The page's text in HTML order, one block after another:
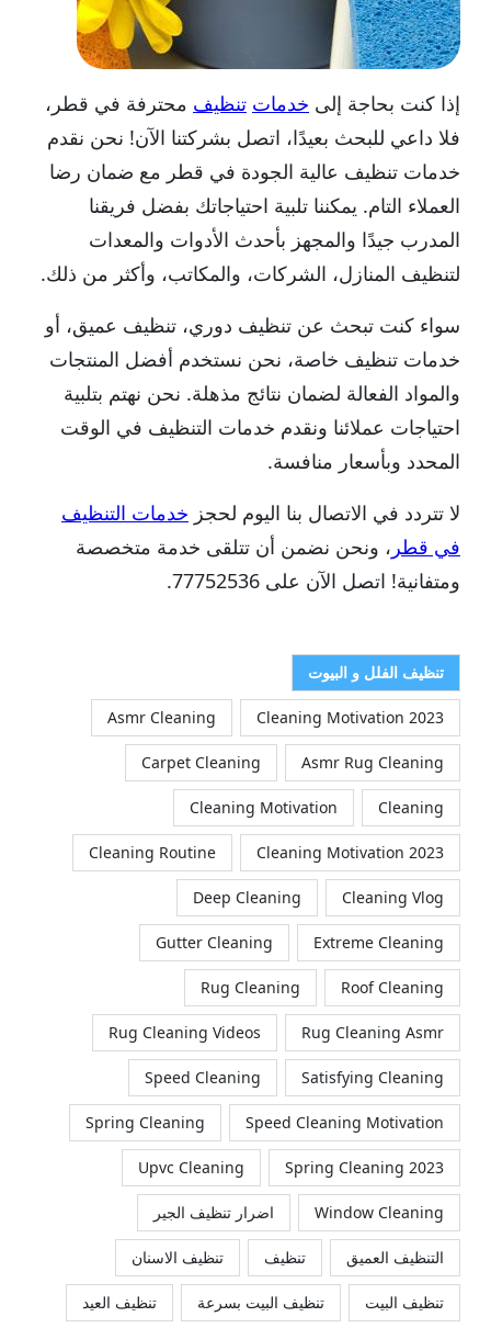
إذا كنت بحاجة إلى خدمات تنظيفمحترفة في قطر،
فلا داعي للبحث بعيدًا، اتصل بشركتنا الآن! نحن نقدم
خدمات تنظيف عالية الجودة في قطر مع ضمان رضا
العملاء التام. يمكننا تلبية احتياجاتك بفضل فريقنا
المدرب جيدًا والمجهز بأحدث الأدوات والمعدات
لتنظيف المنازل، الشركات، والمكاتب، وأكثر من ذلك.
سواء كنت تبحث عن تنظيف دوري، تنظيف عميق، أو
خدمات تنظيف خاصة، نحن نستخدم أفضل المنتجات
والمواد الفعالة لضمان نتائج مذهلة. نحن نهتم بتلبية
احتياجات عملائنا ونقدم خدمات التنظيف في الوقت
المحدد وبأسعار منافسة.
لا تتردد في الاتصال بنا اليوم لحجزخدمات التنظيف
في قطر، ونحن نضمن أن تتلقى خدمة متخصصة
ومتفانية! اتصل الآن على 77752536.
تنظيف الفلل و البيوت
2023 Cleaning Motivation
Asmr Cleaning
Asmr Rug Cleaning
Carpet Cleaning
Cleaning
Cleaning Motivation
Cleaning Motivation 2023
Cleaning Routine
Cleaning Vlog
Deep Cleaning
Extreme Cleaning
Gutter Cleaning
Roof Cleaning
Rug Cleaning
Rug Cleaning Asmr
Rug Cleaning Videos
Satisfying Cleaning
Speed Cleaning
Speed Cleaning Motivation
Spring Cleaning
Spring Cleaning 2023
Upvc Cleaning
Window Cleaning اضرار تنظيف الجير
التنظيف العميق تنظيف تنظيف الاسنان
تنظيف البيت تنظيف البيت بسرعة تنظيف العيد